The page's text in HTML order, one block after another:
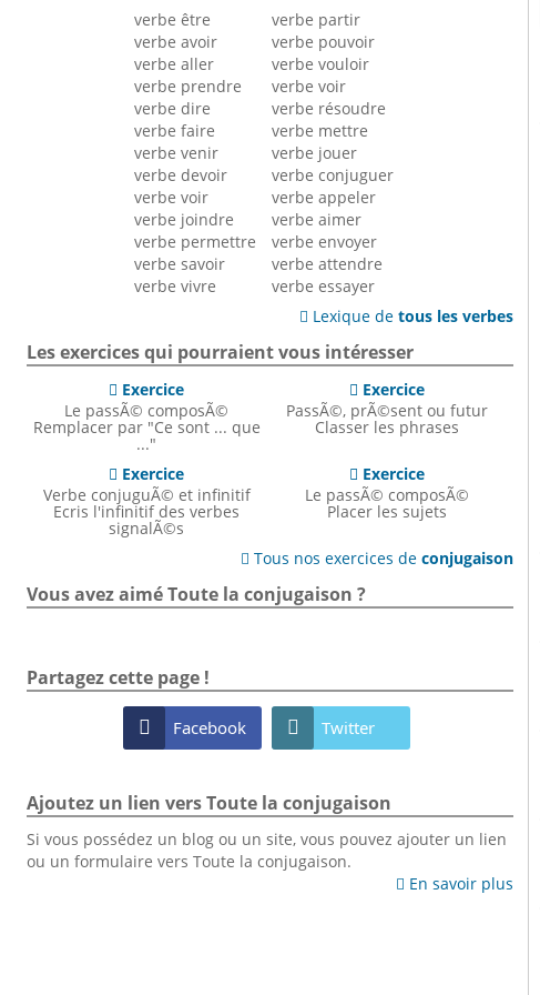
verbe être
verbe avoir
verbe aller
verbe prendre
verbe dire
verbe faire
verbe venir
verbe devoir
verbe voir
verbe joindre
verbe permettre
verbe savoir
verbe vivre
verbe partir
verbe pouvoir
verbe vouloir
verbe voir
verbe résoudre
verbe mettre
verbe jouer
verbe conjuguer
verbe appeler
verbe aimer
verbe envoyer
verbe attendre
verbe essayer
 Lexique detous les verbes
Les exercices qui pourraient vous intéresser
 Exercice
Le passÃ© composÃ©
Remplacer par "Ce sont ... que
..."
 Exercice
PassÃ©, prÃ©sent ou futur
Classer les phrases
 Exercice
Verbe conjuguÃ© et infinitif
Ecris l'infinitif des verbes
signalÃ©s
 Exercice
Le passÃ© composÃ©
Placer les sujets
 Tous nos exercices deconjugaison
Vous avez aimé Toute la conjugaison ?
Partagez cette page !
 Facebook  Twitter
Ajoutez un lien vers Toute la conjugaison
Si vous possédez un blog ou un site, vous pouvez ajouter un lien
ou un formulaire vers Toute la conjugaison.
 En savoir plus